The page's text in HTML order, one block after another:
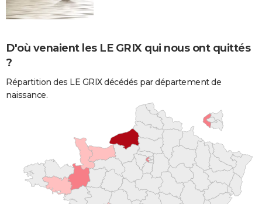
D'où venaient les LE GRIX qui nous ont quittés
?
Répartition des LE GRIX décédés par département de
naissance.